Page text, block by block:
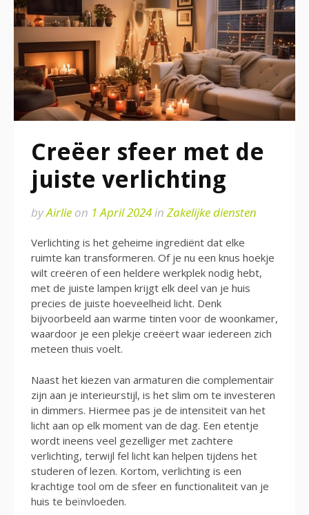
Creëer sfeer met de
juiste verlichting
byAirlie on 1 April 2024in Zakelijke diensten
Verlichting is het geheime ingrediënt dat elke
ruimte kan transformeren. Of je nu een knus hoekje
wilt creëren of een heldere werkplek nodig hebt,
met de juiste lampen krijgt elk deel van je huis
precies de juiste hoeveelheid licht. Denk
bijvoorbeeld aan warme tinten voor de woonkamer,
waardoor je een plekje creëert waar iedereen zich
meteen thuis voelt.
Naast het kiezen van armaturen die complementair
zijn aan je interieurstijl, is het slim om te investeren
in dimmers. Hiermee pas je de intensiteit van het
licht aan op elk moment van de dag. Een etentje
wordt ineens veel gezelliger met zachtere
verlichting, terwijl fel licht kan helpen tijdens het
studeren of lezen. Kortom, verlichting is een
krachtige tool om de sfeer en functionaliteit van je
huis te beïnvloeden.